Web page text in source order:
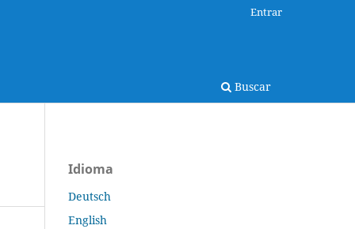
Buscar
Entrar
Idioma
Deutsch
English